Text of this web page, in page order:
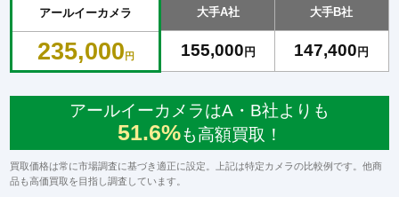
アールイーカメラ
235,000 円
大手A社
155,000円
大手B社
147,400円
アールイーカメラはA・B社よりも
51.6%も高額買取！
買取価格は常に市場調査に基づき適正に設定。上記は特定カメラの比較例です。他商
品も高価買取を目指し調査しています。